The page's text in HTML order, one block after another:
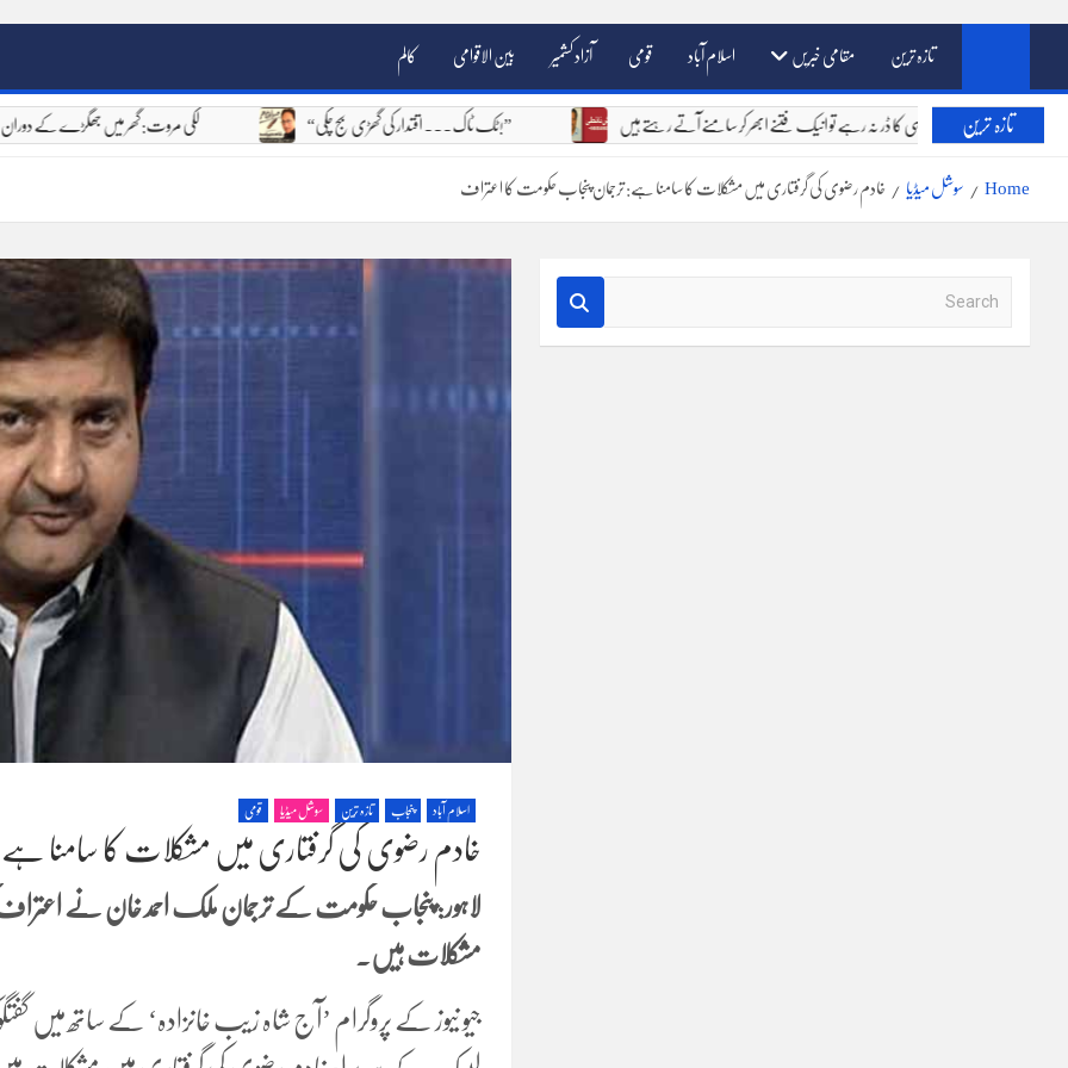
تازہ ترین مقامی خبریں اسلام آباد قومی آزاد کشمیر بین الاقوامی کالم
تازہ ترین لکی مروت: گھر میں جھگڑے کے دوران “ٹک ٹاک۔۔۔ اقتدار کی گھڑی بج چکی!” خالق دو جہاں کے سامنے جواب دہی کا ڈر نہ رہے تو انیک فتنے ابھر کر سامنے آتے رہتے ہیں
Home سوشل میڈیا خادم رضوی کی گرفتاری میں مشکلات کا سامنا ہے: ترجمان پنجاب حکومت کا اعتراف
اسلام آباد پنجاب تازہ ترین سوشل میڈیا قومی
خادم رضوی کی گرفتاری میں مشکلات کا سامنا
لاہور: پنجاب حکومت کے ترجمان ملک احمد خان نے
مشکلات ہیں۔
جیو نیوز کے پروگرام ’آج شاہ زیب خانزادہ‘ کے ساتھ میں
a